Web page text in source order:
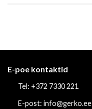
E-poe kontaktid
Tel: +372 7330 221
E-post: info@gerko.ee